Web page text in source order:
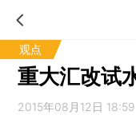
观点
重大汇改试
2015年08月12日 18:59